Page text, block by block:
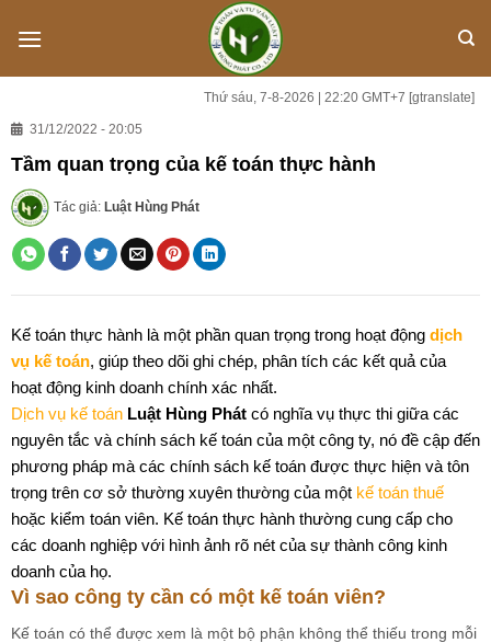
Thứ sáu, 7-8-2026 | 22:20 GMT+7 [gtranslate]
31/12/2022 - 20:05
Tầm quan trọng của kế toán thực hành
Tác giả: Luật Hùng Phát
Kế toán thực hành là một phần quan trọng trong hoạt động dịch
vụ kế toán, giúp theo dõi ghi chép, phân tích các kết quả của
hoạt động kinh doanh chính xác nhất.
Dịch vụ kế toán Luật Hùng Phát có nghĩa vụ thực thi giữa các
nguyên tắc và chính sách kế toán của một công ty, nó đề cập đến
phương pháp mà các chính sách kế toán được thực hiện và tôn
trọng trên cơ sở thường xuyên thường của một kế toán thuế
hoặc kiểm toán viên. Kế toán thực hành thường cung cấp cho
các doanh nghiệp với hình ảnh rõ nét của sự thành công kinh
doanh của họ.
Vì sao công ty cần có một kế toán viên?
Kế toán có thể được xem là một bộ phận không thể thiếu trong mỗi